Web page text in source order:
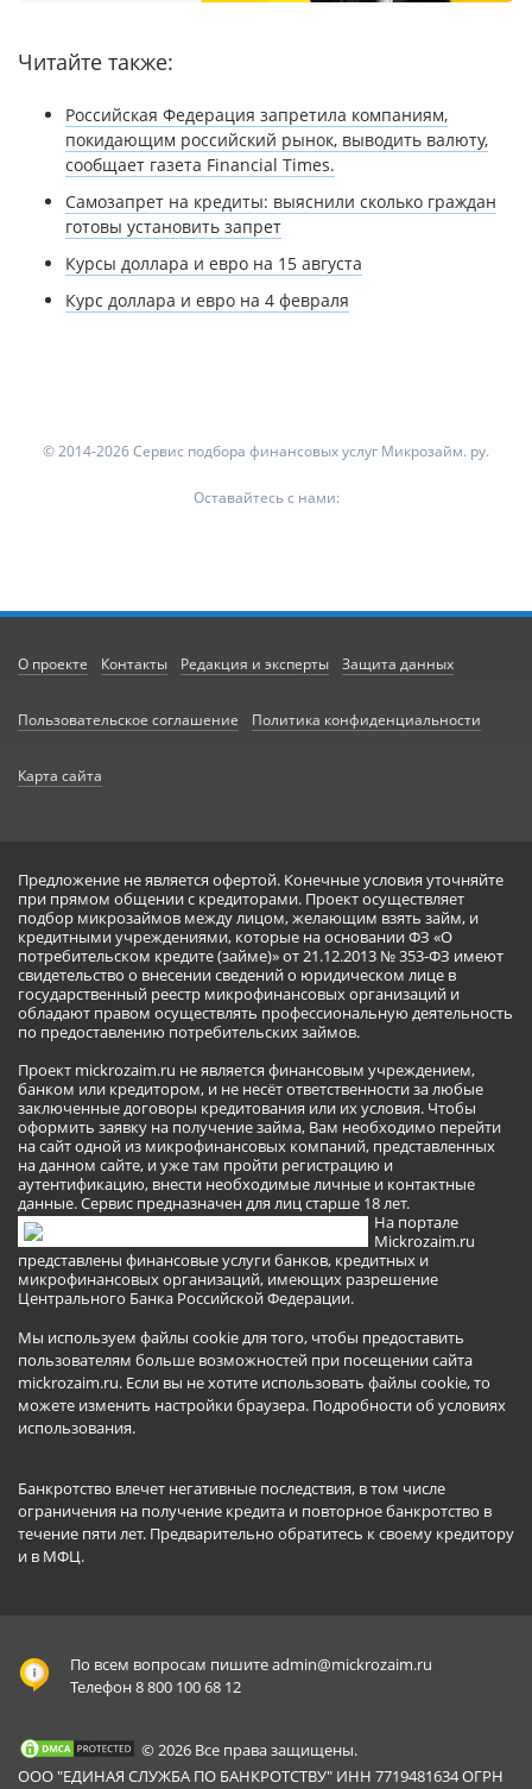
Читайте также:
Российская Федерация запретила компаниям,
покидающим российский рынок, выводить валюту,
сообщает газета Financial Times.
Самозапрет на кредиты: выяснили сколько граждан
готовы установить запрет
Курсы доллара и евро на 15 августа
Курс доллара и евро на 4 февраля
© 2014-2026 Сервис подбора финансовых услуг Микрозайм. ру.
Оставайтесь с нами:
О проекте Контакты Редакция и эксперты Защита данных
Пользовательское соглашение Политика конфиденциальности
Карта сайта
Предложение не является офертой. Конечные условия уточняйте
при прямом общении с кредиторами. Проект осуществляет
подбор микрозаймов между лицом, желающим взять займ, и
кредитными учреждениями, которые на основании ФЗ «О
потребительском кредите (займе)» от 21.12.2013 № 353-ФЗ имеют
свидетельство о внесении сведений о юридическом лице в
государственный реестр микрофинансовых организаций и
обладают правом осуществлять профессиональную деятельность
по предоставлению потребительских займов.
Проект mickrozaim.ru не является финансовым учреждением,
банком или кредитором, и не несёт ответственности за любые
заключенные договоры кредитования или их условия. Чтобы
оформить заявку на получение займа, Вам необходимо перейти
на сайт одной из микрофинансовых компаний, представленных
на данном сайте, и уже там пройти регистрацию и
аутентификацию, внести необходимые личные и контактные
данные. Сервис предназначен для лиц старше 18 лет.
На портале
Mickrozaim.ru
представлены финансовые услуги банков, кредитных и
микрофинансовых организаций, имеющих разрешение
Центрального Банка Российской Федерации.
Мы используем файлы cookie для того, чтобы предоставить
пользователям больше возможностей при посещении сайта
mickrozaim.ru. Если вы не хотите использовать файлы cookie, то
можете изменить настройки браузера. Подробности об условиях
использования.
Банкротство влечет негативные последствия, в том числе
ограничения на получение кредита и повторное банкротство в
течение пяти лет. Предварительно обратитесь к своему кредитору
и в МФЦ.
По всем вопросам пишитеadmin@mickrozaim.ru
Телефон 8 800 100 68 12
© 2026 Все права защищены.
ООО "ЕДИНАЯ СЛУЖБА ПО БАНКРОТСТВУ" ИНН 7719481634 ОГРН